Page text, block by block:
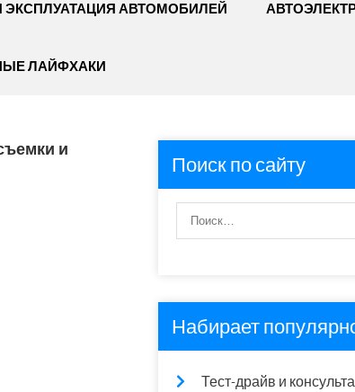
ЭКСПЛУАТАЦИЯ АВТОМОБИЛЕЙ
ЛАЙФХАКИ
и
Поиск по сайту
Набирает
Тест-драйв и